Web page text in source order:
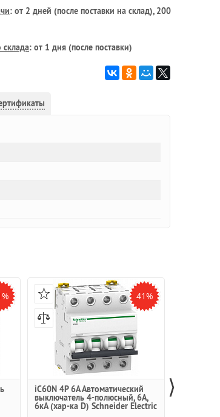
: от 2 дней (после поставки на склад), 200
склада: от 1 дня (после поставки)
41%
iC60N 4P 6А Автоматический
выключатель 4-полюсный, 6А,
6кА (хар-ка D) Schneider Electric
⟩